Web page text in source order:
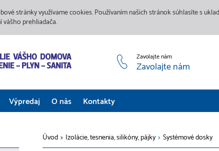
stránky využívame cookies. Používaním našich stránok súhlasíte s
vášho prehliadača.
Zavolajte nám
Zavolajte nám
Výpredaj O nás
Služby
Kontakty
Úvod > Izolácie, tesnenia, silikóny, pájky > Systémové dosky